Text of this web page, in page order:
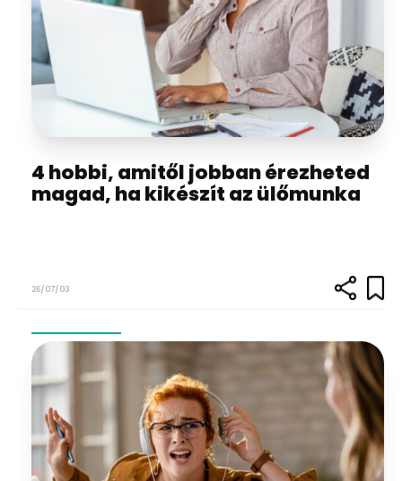
4 hobbi, amitől jobban érezheted
magad, ha kikészít az ülőmunka
26/07/03